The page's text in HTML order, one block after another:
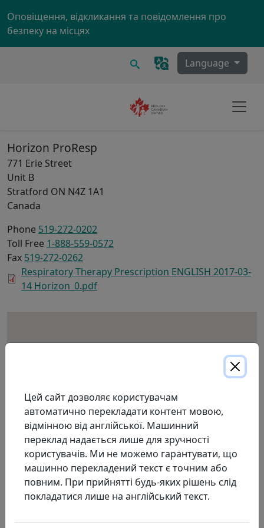
Оповіщення, відкликання та повідомлення про
безпеку на місцях
Пошук Language
Horizon ProResp
771 Erie Street
Unit B
Stratford ON N4Z 1A1
Canada
Phone 519-272-0202
Toll Free 1-888-559-0572
Fax 519-272-0262
Respiratory Therapy Prescription ENGLISH 2017-03-
14 Horizon_0.pdf
Цей сайт дозволяє користувачам
автоматично перекладати контент мовою,
відмінною від англійської. Машинний
переклад надається лише для зручності
користувачів. Ми не можемо гарантувати, що
машинно перекладений текст є точним або
повним. При прийнятті будь-яких рішень слід
покладатися лише на англійський текст.